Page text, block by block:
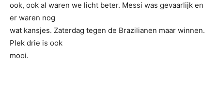
ook, ook al waren we licht beter. Messi was gevaarlijk en
er waren nog
wat kansjes. Zaterdag tegen de Brazilianen maar winnen.
Plek drie is ook
mooi.